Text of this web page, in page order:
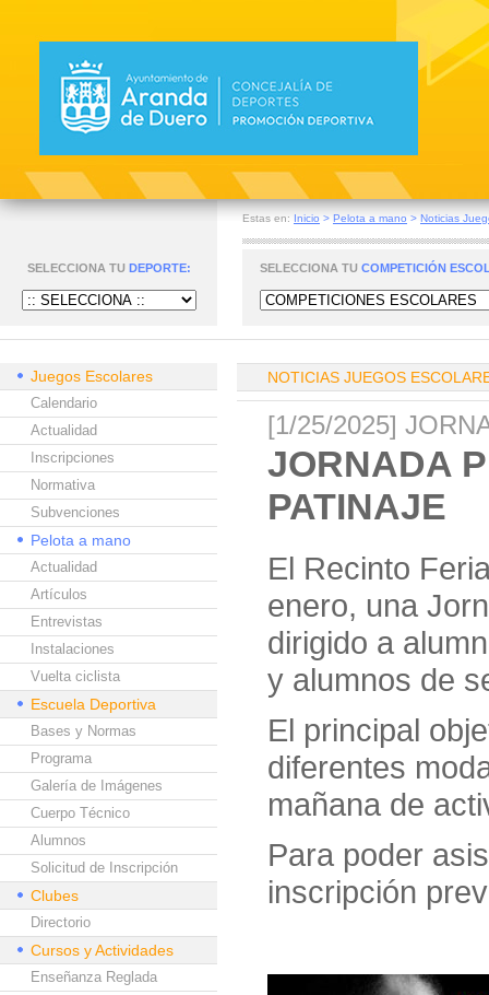
Estas en: Inicio > Pelota a mano > Noticias
SELECCIONA TU DEPORTE: SELECCIONA TU COMPETICIÓN
Juegos Escolares
Calendario
Actualidad
Inscripciones
Normativa
Subvenciones
Pelota a mano
Actualidad
Artículos
Entrevistas
Instalaciones
Vuelta ciclista
Escuela Deportiva
Bases y Normas
Programa
Galería de Imágenes
Cuerpo Técnico
Alumnos
Solicitud de Inscripción
Clubes
Directorio
Cursos y Actividades
Enseñanza Reglada
NOTICIAS JUEGOS
[1/25/2025]
JORNADA
PATINAJE
El Recinto
enero, una
dirigido a
y alumnos de
El principal
diferentes
mañana de
Para poder
inscripción